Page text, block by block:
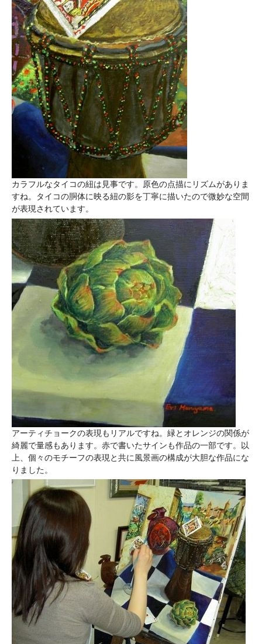
カラフルなタイコの紐は見事です。原色の点描にリズムがありま
すね。タイコの胴体に映る紐の影を丁寧に描いたので微妙な空間
が表現されています。
アーティチョークの表現もリアルですね。緑とオレンジの関係が
綺麗で量感もあります。赤で書いたサインも作品の一部です。以
上、個々のモチーフの表現と共に風景画の構成が大胆な作品にな
りました。